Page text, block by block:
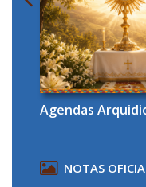
Agendas
NOTAS